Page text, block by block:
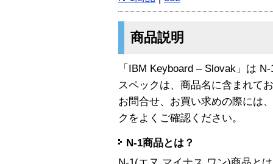
商品説明
「IBM Keyboard – Slovak」は
スペックは、商品名に含まれて
お問合せ、お買い求めの際には
クをよくご確認ください。
N-1商品とは？